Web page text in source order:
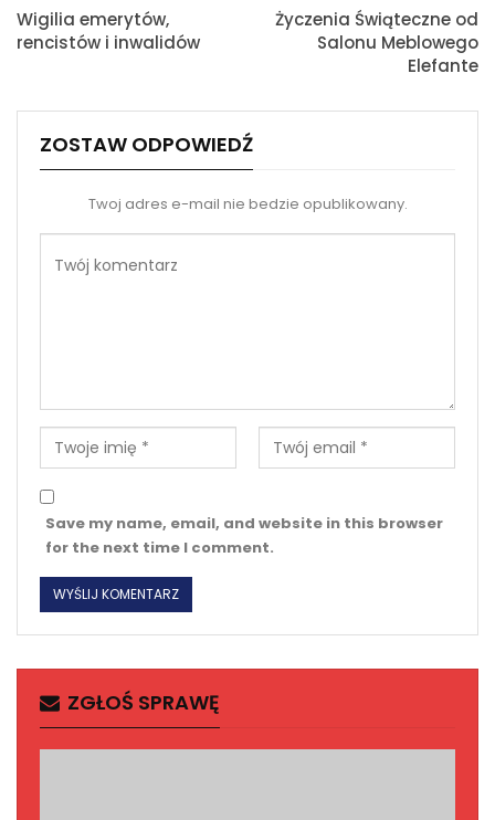
Wigilia emerytów,
rencistów i inwalidów
Życzenia Świąteczne od
Salonu Meblowego
Elefante
ZOSTAW ODPOWIEDŹ
Twoj adres e-mail nie bedzie opublikowany.
Save my name, email, and website in this browser
for the next time I comment.
ZGŁOŚ SPRAWĘ